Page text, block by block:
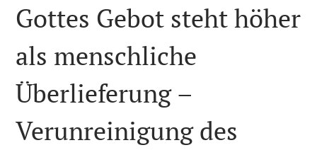
Gottes Gebot steht höher
als menschliche
Überlieferung –
Verunreinigung des